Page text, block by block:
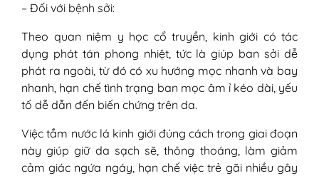
– Đối với bệnh sởi:
Theo quan niệm y học cổ truyền, kinh giới có tác
dụng phát tán phong nhiệt, tức là giúp ban sởi dễ
phát ra ngoài, từ đó có xu hướng mọc nhanh và bay
nhanh, hạn chế tình trạng ban mọc âm ỉ kéo dài, yếu
tố dễ dẫn đến biến chứng trên da.
Việc tắm nước lá kinh giới đúng cách trong giai đoạn
này giúp giữ da sạch sẽ, thông thoáng, làm giảm
cảm giác ngứa ngáy, hạn chế việc trẻ gãi nhiều gây